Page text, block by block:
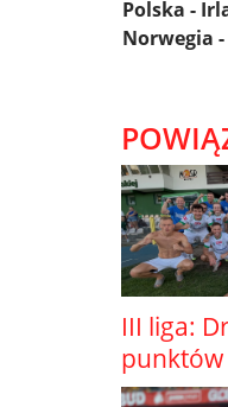
Polska -
Norwegia
III liga:
punktów